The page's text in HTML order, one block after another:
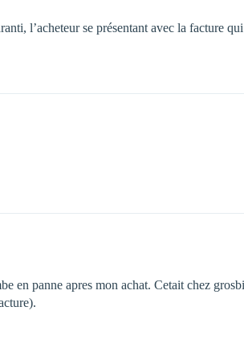
l’acheteur se présentant avec la facture qui
en panne apres mon achat. Cetait chez